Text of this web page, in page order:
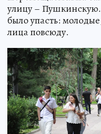
улицу – Пушкинскую.
было упасть:
лица повсюду.